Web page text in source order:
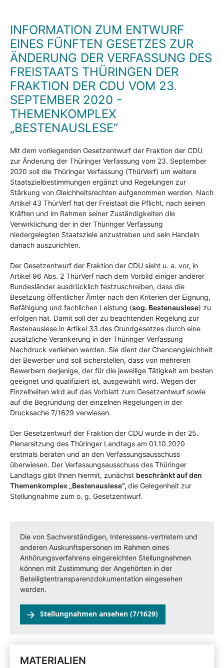
INFORMATION ZUM ENTWURF
EINES FÜNFTEN GESETZES ZUR
ÄNDERUNG DER VERFASSUNG DES
FREISTAATS THÜRINGEN DER
FRAKTION DER CDU VOM 23.
SEPTEMBER 2020 -
THEMENKOMPLEX
„BESTENAUSLESE“
Mit dem vorliegenden Gesetzentwurf der Fraktion der CDU
zur Änderung der Thüringer Verfassung vom 23. September
2020 soll die Thüringer Verfassung (ThürVerf) um weitere
Staatszielbestimmungen ergänzt und Regelungen zur
Stärkung von Gleichheitsrechten aufgenommen werden. Nach
Artikel 43 ThürVerf hat der Freistaat die Pflicht, nach seinen
Kräften und im Rahmen seiner Zuständigkeiten die
Verwirklichung der in der Thüringer Verfassung
niedergelegten Staatsziele anzustreben und sein Handeln
danach auszurichten.
Der Gesetzentwurf der Fraktion der CDU sieht u. a. vor, in
Artikel 96 Abs. 2 ThürVerf nach dem Vorbild einiger anderer
Bundesländer ausdrücklich festzuschreiben, dass die
Besetzung öffentlicher Ämter nach den Kriterien der Eignung,
Befähigung und fachlichen Leistung (sog. Bestenauslese) zu
erfolgen hat. Damit soll der zu beachtenden Regelung zur
Bestenauslese in Artikel 33 des Grundgesetzes durch eine
zusätzliche Verankerung in der Thüringer Verfassung
Nachdruck verliehen werden. Sie dient der Chancengleichheit
der Bewerber und soll sicherstellen, dass von mehreren
Bewerbern derjenige, der für die jeweilige Tätigkeit am besten
geeignet und qualifiziert ist, ausgewählt wird. Wegen der
Einzelheiten wird auf das Vorblatt zum Gesetzentwurf sowie
auf die Begründung der einzelnen Regelungen in der
Drucksache 7/1629 verwiesen.
Der Gesetzentwurf der Fraktion der CDU wurde in der 25.
Plenarsitzung des Thüringer Landtags am 01.10.2020
erstmals beraten und an den Verfassungsausschuss
überwiesen. Der Verfassungsausschuss des Thüringer
Landtags gibt Ihnen hiermit, zunächst beschränkt auf den
Themenkomplex „Bestenauslese“, die Gelegenheit zur
Stellungnahme zum o. g. Gesetzentwurf.
Die von Sachverständigen, Interessens-vertretern und
anderen Auskunftspersonen im Rahmen eines
Anhörungsverfahrens eingereichten Stellungnahmen
können mit Zustimmung der Angehörten in der
Beteiligtentransparenzdokumentation eingesehen
werden.
Stellungnahmen ansehen (7/1629)
MATERIALIEN